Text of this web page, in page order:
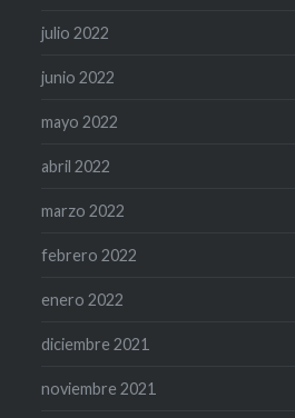
julio 2022
junio 2022
mayo 2022
abril 2022
marzo 2022
febrero 2022
enero 2022
diciembre 2021
noviembre 2021